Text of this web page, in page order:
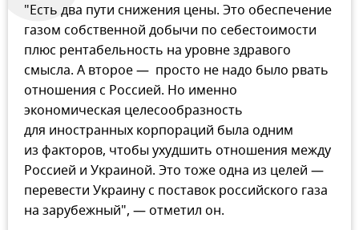
"Есть два пути снижения цены. Это обеспечение
газом собственной добычи по себестоимости
плюс рентабельность на уровне здравого
смысла. А второе — просто не надо было рвать
отношения с Россией. Но именно
экономическая целесообразность
для иностранных корпораций была одним
из факторов, чтобы ухудшить отношения между
Россией и Украиной. Это тоже одна из целей —
перевести Украину с поставок российского газа
на зарубежный", — отметил он.